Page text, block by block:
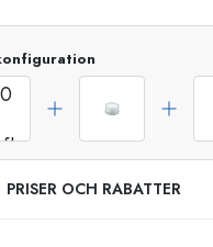
PRISER OCH RABATTER